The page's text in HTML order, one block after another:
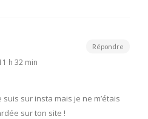
h 32 min
suis sur insta mais je ne m’étais
sur ton site !
Répondre